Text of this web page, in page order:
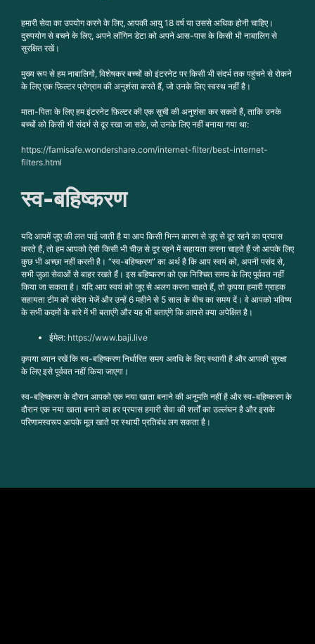
हमारी सेवा का उपयोग करने के लिए, आपकी आयु 18 वर्ष या उससे अधिक होनी चाहिए।
दुरुपयोग से बचने के लिए, अपने लॉगिन डेटा को अपने आस-पास के किसी भी नाबालिग से
सुरक्षित रखें।
मुख्य रूप से हम नाबालिगों, विशेषकर बच्चों को इंटरनेट पर किसी भी संदर्भ तक पहुंचने से रोकने
के लिए एक फ़िल्टर प्रोग्राम की अनुशंसा करते हैं, जो उनके लिए स्वस्थ नहीं है।
माता-पिता के लिए हम इंटरनेट फ़िल्टर की एक सूची की अनुशंसा कर सकते हैं, ताकि उनके
बच्चों को किसी भी संदर्भ से दूर रखा जा सके, जो उनके लिए नहीं बनाया गया था:
https://famisafe.wondershare.com/internet-filter/best-internet-
filters.html
स्व-बहिष्करण
यदि आपमें जुए की लत पाई जाती है या आप किसी भिन्न कारण से जुए से दूर रहने का प्रयास
करते हैं, तो हम आपको ऐसी किसी भी चीज़ से दूर रहने में सहायता करना चाहते हैं जो आपके लिए
कुछ भी अच्छा नहीं करती है। “स्व-बहिष्करण” का अर्थ है कि आप स्वयं को, अपनी पसंद से,
सभी जुआ सेवाओं से बाहर रखते हैं। इस बहिष्करण को एक निश्चित समय के लिए पूर्ववत नहीं
किया जा सकता है। यदि आप स्वयं को जुए से अलग करना चाहते हैं, तो कृपया हमारी ग्राहक
सहायता टीम को संदेश भेजें और उन्हें 6 महीने से 5 साल के बीच का समय दें। वे आपको भविष्य
के सभी कदमों के बारे में भी बताएंगे और यह भी बताएंगे कि आपसे क्या अपेक्षित है।
ईमेल: https://www.baji.live
कृपया ध्यान रखें कि स्व-बहिष्करण निर्धारित समय अवधि के लिए स्थायी है और आपकी सुरक्षा
के लिए इसे पूर्ववत नहीं किया जाएगा।
स्व-बहिष्करण के दौरान आपको एक नया खाता बनाने की अनुमति नहीं है और स्व-बहिष्करण के
दौरान एक नया खाता बनाने का हर प्रयास हमारी सेवा की शर्तों का उल्लंघन है और इसके
परिणामस्वरूप आपके मूल खाते पर स्थायी प्रतिबंध लग सकता है।